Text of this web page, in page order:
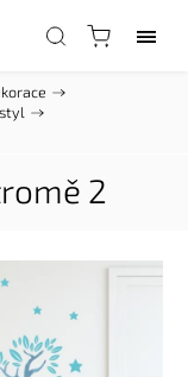
/
/
2